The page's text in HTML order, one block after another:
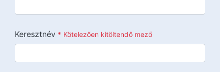
Keresztnév * Kötelezően kitöltendő mező